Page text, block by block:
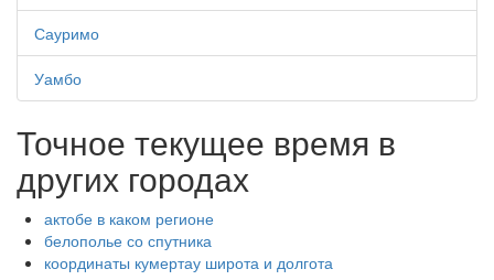
Сауримо
Уамбо
Точное текущее время в
других городах
актобе в каком регионе
белополье со спутника
координаты кумертау широта и долгота